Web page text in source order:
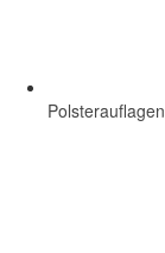
Polsterauflagen